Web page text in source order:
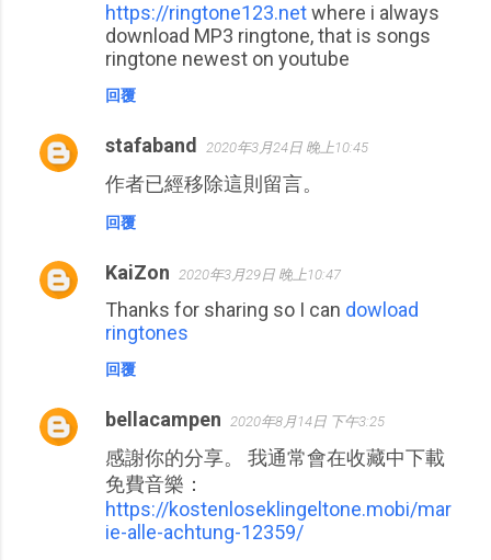
https://ringtone123.netwhere i always
download MP3 ringtone, that is songs
ringtone newest on youtube
回覆
stafaband 2020年3月24日 晚上10:45
作者已經移除這則留言。
回覆
KaiZon 2020年3月29日 晚上10:47
Thanks for sharing so I can dowload
ringtones
回覆
bellacampen 2020年8月14日 下午3:25
感謝你的分享。 我通常會在收藏中下載
免費音樂：
https://kostenloseklingeltone.mobi/mar
ie-alle-achtung-12359/